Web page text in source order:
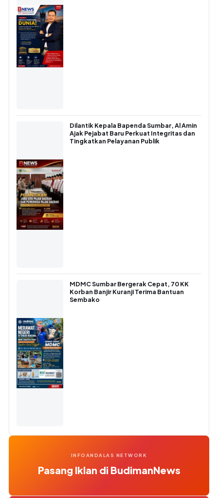
Dilantik Kepala Bapenda Sumbar, Al Amin
Ajak Pejabat Baru Perkuat Integritas dan
Tingkatkan Pelayanan Publik
MDMC Sumbar Bergerak Cepat, 70 KK
Korban Banjir Kuranji Terima Bantuan
Sembako
INFOANDALAS NETWORK
Pasang Iklan di BudimanNews